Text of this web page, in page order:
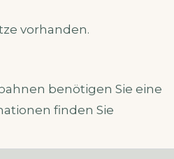
vorhanden.
benötigen Sie eine
finden Sie